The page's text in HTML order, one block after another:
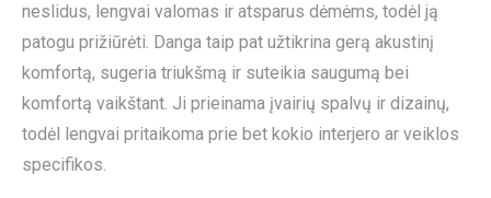
neslidus, lengvai valomas ir atsparus dėmėms, todėl ją
patogu prižiūrėti. Danga taip pat užtikrina gerą akustinį
komfortą, sugeria triukšmą ir suteikia saugumą bei
komfortą vaikštant. Ji prieinama įvairių spalvų ir dizainų,
todėl lengvai pritaikoma prie bet kokio interjero ar veiklos
specifikos.